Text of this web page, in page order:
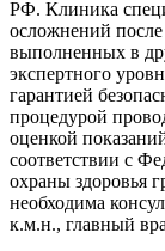
РФ. Клиника
осложнений после
выполненных в
экспертного
гарантией
процедурой
оценкой
соответствии с
охраны здоровья
необходима
к.м.н., главный